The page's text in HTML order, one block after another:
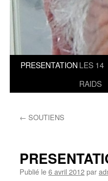
Aller
PRESENTATION LES 14
RAIDS
← SOUTIENS
Publié le6 avril 2012par